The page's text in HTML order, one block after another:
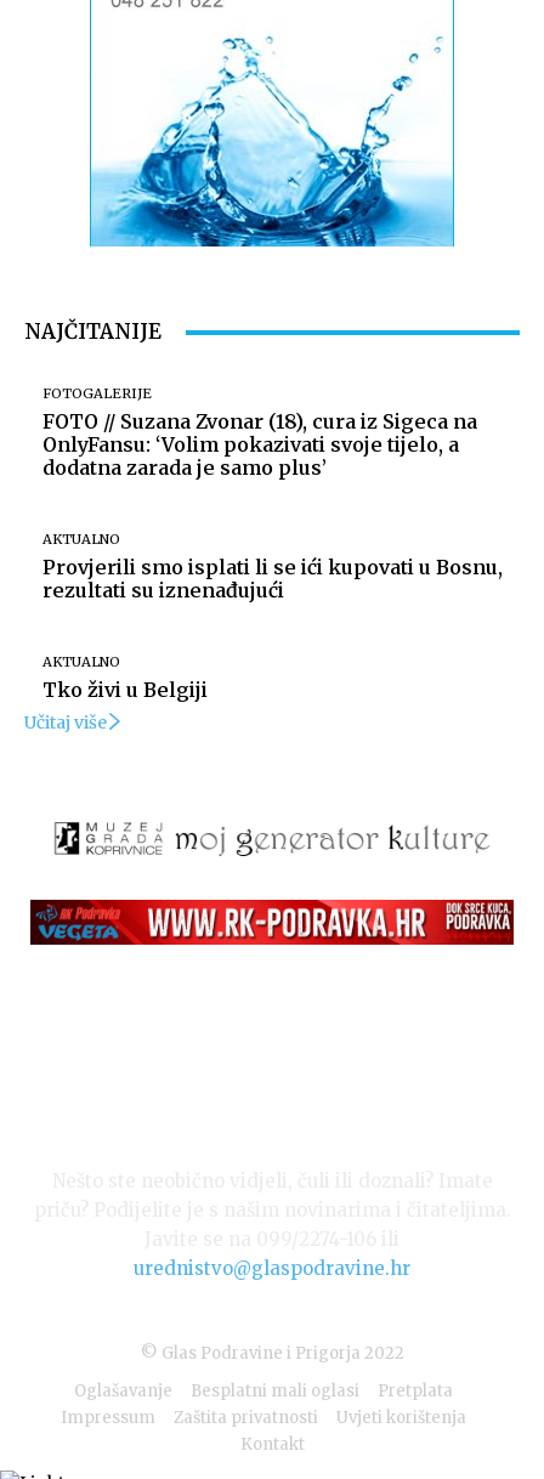
NAJČITANIJE
FOTOGALERIJE
FOTO // Suzana Zvonar (18), cura iz Sigeca na
OnlyFansu: ‘Volim pokazivati svoje tijelo, a
dodatna zarada je samo plus’
AKTUALNO
Provjerili smo isplati li se ići kupovati u Bosnu,
rezultati su iznenađujući
AKTUALNO
Tko živi u Belgiji
Učitaj više
urednistvo@glaspodravine.hr
© Glas Podravine i Prigorja 2022
Oglašavanje
Besplatni mali oglasi
Pretplata
Impressum
Zaštita privatnosti
Uvjeti korištenja
Kontakt